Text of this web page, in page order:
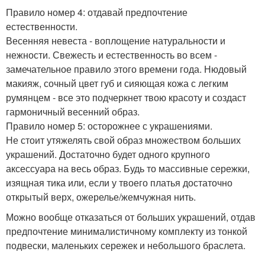
Правило номер 4: отдавай предпочтение
естественности.
Весенняя невеста - воплощение натуральности и
нежности. Свежесть и естественность во всем -
замечательное правило этого времени года. Нюдовый
макияж, сочный цвет губ и сияющая кожа с легким
румянцем - все это подчеркнет твою красоту и создаст
гармоничный весенний образ.
Правило номер 5: осторожнее с украшениями.
Не стоит утяжелять свой образ множеством больших
украшений. Достаточно будет одного крупного
аксессуара на весь образ. Будь то массивные сережки,
изящная тика или, если у твоего платья достаточно
открытый верх, ожерелье/жемчужная нить.
Можно вообще отказаться от больших украшений, отдав
предпочтение минималистичному комплекту из тонкой
подвески, маленьких сережек и небольшого браслета.